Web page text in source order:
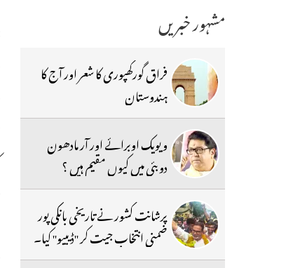
مشہور خبریں
فراق گورکھپوری کا شعر اور آج کا
ہندوستان
ویویک اوبرائے اور آر مادھون
دوبئی میں کیوں مقیم ہیں ؟
پرشانت کشور نے تاریخی بانکی پور
ضمنی انتخاب جیت کر ''ڈیبیو'' کیا۔